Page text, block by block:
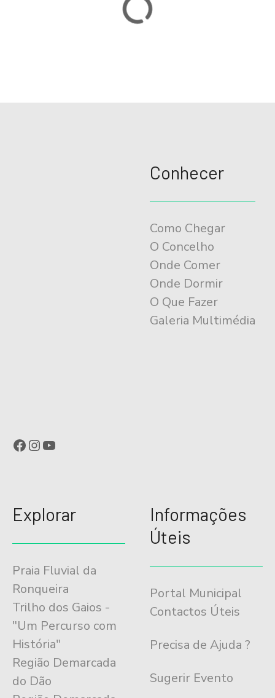
Facebook Instagram YouTube
Conhecer
Como Chegar
O Concelho
Onde Comer
Onde Dormir
O Que Fazer
Galeria Multimédia
Explorar
Praia Fluvial da
Ronqueira
Trilho dos Gaios -
"Um Percurso com
História"
Região Demarcada
do Dão
Informações
Úteis
Portal Municipal
Contactos Úteis
Precisa de Ajuda ?
Sugerir Evento